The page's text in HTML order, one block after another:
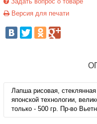
Версия для печати
Лапша рисовая,
японской технологии,
только - 500 гр. Пр-во